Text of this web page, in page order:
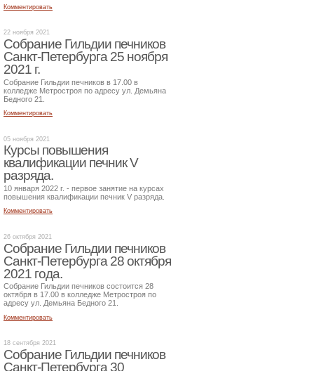
Комментировать
22 ноября 2021
Собрание Гильдии печников
Санкт-Петербурга 25 ноября
2021 г.
Собрание Гильдии печников в 17.00 в
колледже Метростроя по адресу ул. Демьяна
Бедного 21.
Комментировать
05 ноября 2021
Курсы повышения
квалификации печник V
разряда.
10 января 2022 г. - первое занятие на курсах
повышения квалификации печник V разряда.
Комментировать
26 октября 2021
Собрание Гильдии печников
Санкт-Петербурга 28 октября
2021 года.
Собрание Гильдии печников состоится 28
октября в 17.00 в колледже Метростроя по
адресу ул. Демьяна Бедного 21.
Комментировать
18 сентября 2021
Собрание Гильдии печников
Санкт-Петербурга 30